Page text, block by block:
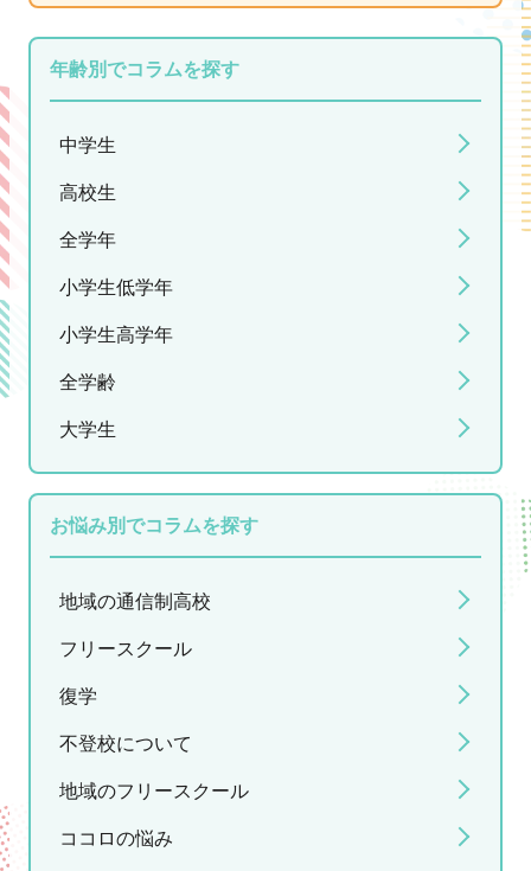
年齢別でコラムを探す
中学生
高校生
全学年
小学生低学年
小学生高学年
全学齢
大学生
お悩み別でコラムを探す
地域の通信制高校
フリースクール
復学
不登校について
地域のフリースクール
ココロの悩み